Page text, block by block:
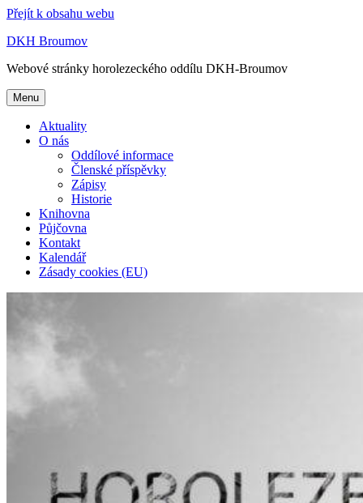
Přejít k obsahu webu
DKH Broumov
Webové stránky horolezeckého oddílu DKH-Broumov
Menu
Aktuality
O nás
Oddílové informace
Členské příspěvky
Zápisy
Historie
Knihovna
Půjčovna
Kontakt
Kalendář
Zásady cookies (EU)